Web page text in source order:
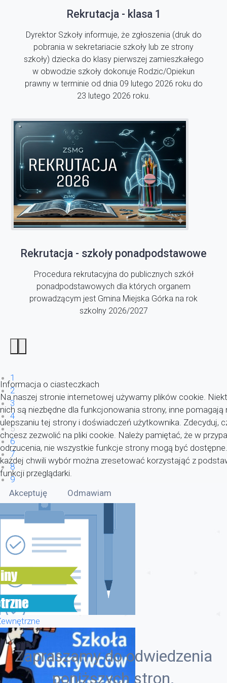
Rekrutacja - klasa 1
Dyrektor Szkoły informuje, że zgłoszenia (druk do
pobrania w sekretariacie szkoły lub ze strony
szkoły) dziecka do klasy pierwszej zamieszkałego
w obwodzie szkoły dokonuje Rodzic/Opiekun
prawny w terminie od dnia 09 lutego 2026 roku do
23 lutego 2026 roku.
Rekrutacja - szkoły ponadpodstawowe
Procedura rekrutacyjna do publicznych szkół
ponadpodstawowych dla których organem
prowadzącym jest Gmina Miejska Górka na rok
szkolny 2026/2027
1
2
3
4
5
6
7
8
9
Zapraszamy do odwiedzenia
poniższych stron.
Informacja o ciasteczkach
Na naszej stronie internetowej używamy plików cookie.
nich są niezbędne dla funkcjonowania strony, inne pomagają
ulepszaniu tej strony i doświadczeń użytkownika. Zdecyduj,
chcesz zezwolić na pliki cookie. Należy pamiętać, że w
odrzucenia, nie wszystkie funkcje strony mogą być
każdej chwili wybór można zresetować korzystająć z
funkcji przeglądarki.
Akceptuję
Odmawiam